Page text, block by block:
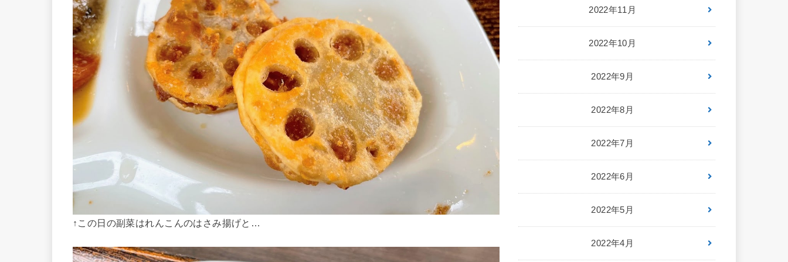
↑この日の副菜はれんこんのはさみ揚げと…
2022年11月
2022年10月
2022年9月
2022年8月
2022年7月
2022年6月
2022年5月
2022年4月